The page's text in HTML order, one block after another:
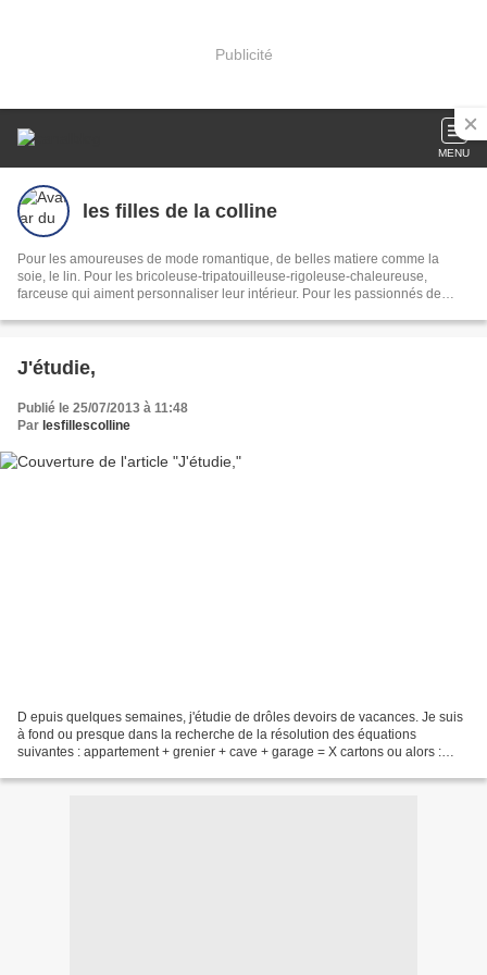
Publicité
MENU
les filles de la colline
Pour les amoureuses de mode romantique, de belles matiere comme la
soie, le lin. Pour les bricoleuse-tripatouilleuse-rigoleuse-chaleureuse,
farceuse qui aiment personnaliser leur intérieur. Pour les passionnés de
J'étudie,
Publié le 25/07/2013 à 11:48
Par lesfillescolline
D epuis quelques semaines, j'étudie de drôles devoirs de vacances. Je suis
à fond ou presque dans la recherche de la résolution des équations
suivantes : appartement + grenier + cave + garage = X cartons ou alors :